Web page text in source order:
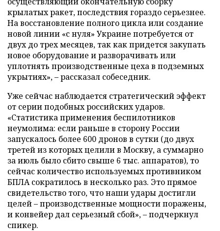
крылатых ракет, последствия гораздо серьезнее.
На восстановление полного цикла или создание
новой линии «с нуля» Украине потребуется от
двух до трех месяцев, так как придется закупать
новое оборудование и разворачивать или
уплотнять производственные цеха в подземных
укрытиях», – рассказал собеседник.
Уже сейчас наблюдается стратегический эффект
от серии подобных российских ударов.
«Статистика применения беспилотников
неумолима: если раньше в сторону России
запускалось более 600 дронов в сутки (до двух
третей из которых целили в Москву, а суммарно
за июль было сбито свыше 6 тыс. аппаратов), то
сейчас количество используемых противником
БПЛА сократилось в несколько раз. Это прямое
свидетельство того, что наши удары достигли
целей – производственные мощности поражены,
и конвейер дал серьезный сбой», – подчеркнул
спикер.